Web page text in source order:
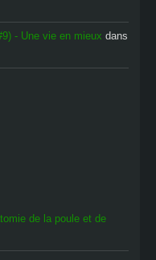
- Une vie en mieux dans
de la poule et de